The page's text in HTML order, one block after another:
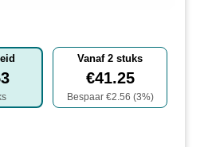
Vanaf2 stuks
€41.25
Bespaar €2.56 (3%)